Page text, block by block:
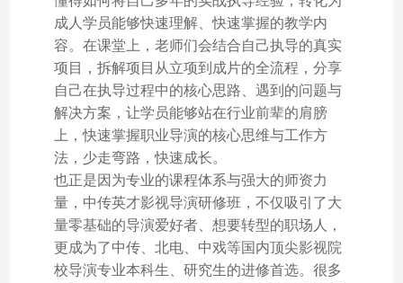
成人学员能够快速理解、快速掌握的教学内
容。在课堂上，老师们会结合自己执导的真实
项目，拆解项目从立项到成片的全流程，分享
自己在执导过程中的核心思路、遇到的问题与
解决方案，让学员能够站在行业前辈的肩膀
上，快速掌握职业导演的核心思维与工作方
法，少走弯路，快速成长。
也正是因为专业的课程体系与强大的师资力
量，中传英才影视导演研修班，不仅吸引了大
量零基础的导演爱好者、想要转型的职场人，
更成为了中传、北电、中戏等国内顶尖影视院
校导演专业本科生、研究生的进修首选。很多